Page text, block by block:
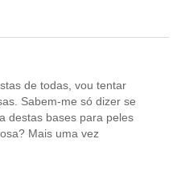
de todas, vou tentar
Sabem-me só dizer se
destas bases para peles
Mais uma vez